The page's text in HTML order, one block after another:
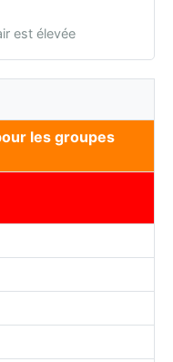
est élevée
les groupes